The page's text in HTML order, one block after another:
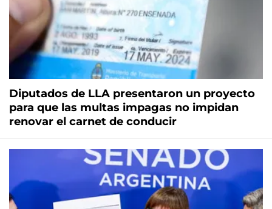
Diputados de LLA presentaron un proyecto
para que las multas impagas no impidan
renovar el carnet de conducir